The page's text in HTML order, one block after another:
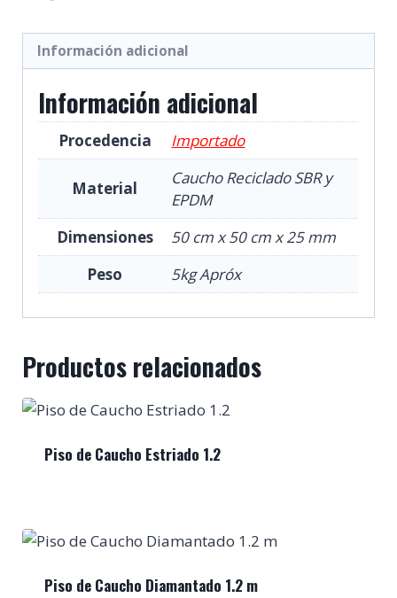
Amarillo
Terracota
cantidad
Información adicional
Información adicional
Procedencia Importado
Material
Caucho Reciclado SBR y
EPDM
Dimensiones
50 cm x 50 cm x 25 mm
Peso
5kg Apróx
Productos relacionados
Piso de Caucho Estriado 1.2
Piso de Caucho Diamantado 1.2 m